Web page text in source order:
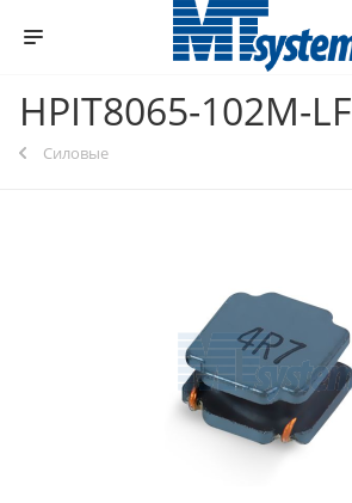
HPIT8065-102M-LF
Силовые